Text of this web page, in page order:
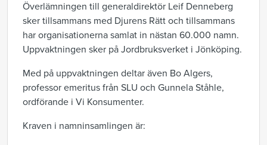
Överlämningen till generaldirektör Leif Denneberg
sker tillsammans med Djurens Rätt och tillsammans
har organisationerna samlat in nästan 60.000 namn.
Uppvaktningen sker på Jordbruksverket i Jönköping.
Med på uppvaktningen deltar även Bo Algers,
professor emeritus från SLU och Gunnela Ståhle,
ordförande i Vi Konsumenter.
Kraven i namninsamlingen är: